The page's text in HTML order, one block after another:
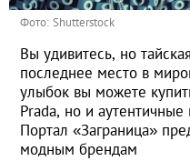
Фото: Shutterstock
Вы удивитесь, но
последнее место в
улыбок вы можете
Prada, но и
Портал «Заграница»
модным брендам